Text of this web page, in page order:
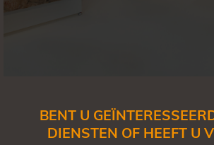
BENT U
DIENSTEN OF HEEFT U